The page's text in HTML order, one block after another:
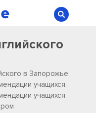
в Запорожье,
учащихся,
учащихся